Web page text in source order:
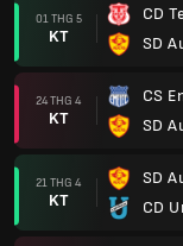
01 THG 5
KT
CD
SD
24 THG 4
KT
CS
SD
21 THG 4
KT
SD
CD